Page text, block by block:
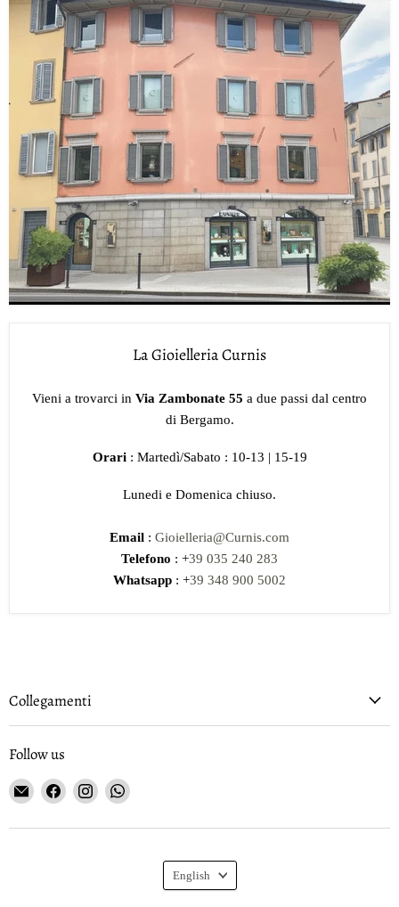
La Gioielleria Curnis
Vieni a trovarci in Via Zambonate 55 a due passi dal centro
di Bergamo.
Orari : Martedì/Sabato : 10-13 | 15-19
Lunedi e Domenica chiuso.
Email : Gioielleria@Curnis.com
Telefono : +39 035 240 283
Whatsapp : +39 348 900 5002
Collegamenti
Follow us
Email
Gioielleria
Curnis
Find
on
Find
on
Find
on
Language
English